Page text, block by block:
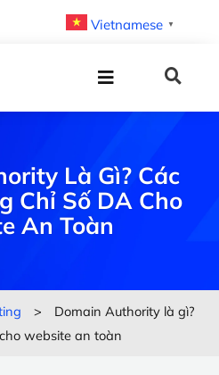
Vietnamese ▼
Là Gì? Các
Chỉ Số DA Cho
An Toàn
>
Domain Authority là gì?
website an toàn